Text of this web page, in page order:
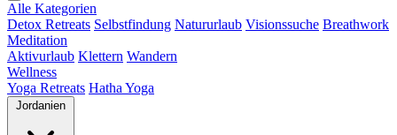
Alle Kategorien
Detox Retreats Selbstfindung Natururlaub Visionssuche Breathwork
Meditation
Aktivurlaub Klettern Wandern
Wellness
Yoga Retreats Hatha Yoga
Jordanien